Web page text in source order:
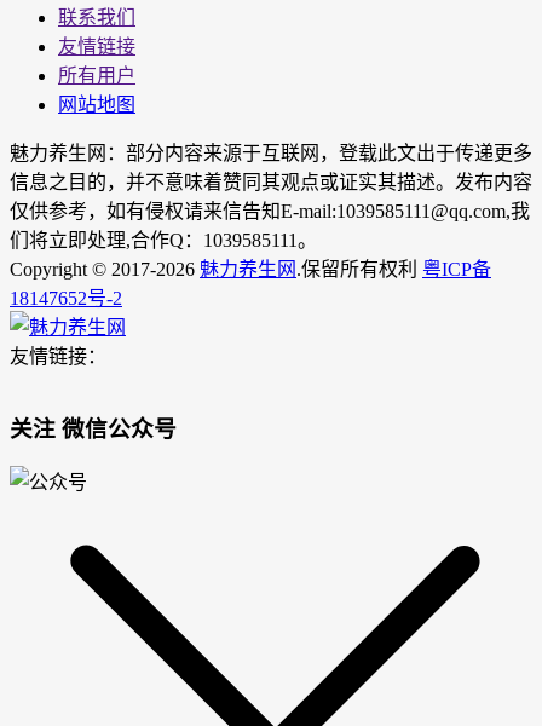
联系我们
友情链接
所有用户
网站地图
魅力养生网：部分内容来源于互联网，登载此文出于传递更多
信息之目的，并不意味着赞同其观点或证实其描述。发布内容
仅供参考，如有侵权请来信告知E-mail:1039585111@qq.com,我
们将立即处理,合作Q：1039585111。
Copyright © 2017-2026 魅力养生网 .保留所有权利 粤ICP备
18147652号-2
友情链接：
关注 微信公众号